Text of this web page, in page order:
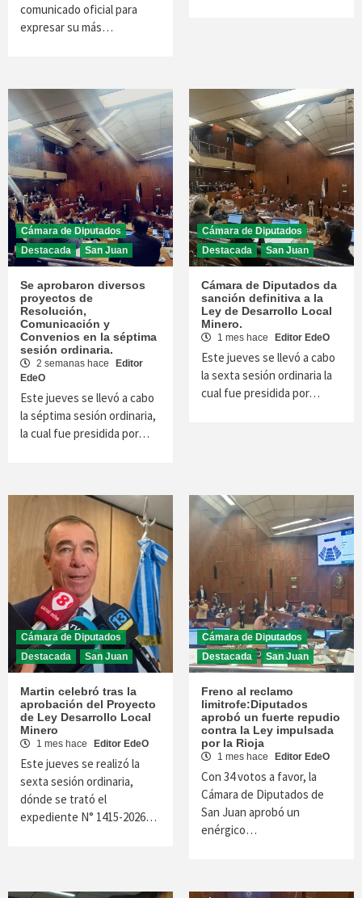
comunicado oficial para
expresar su más…
Cámara de Diputados
Destacada
San Juan
Se aprobaron diversos
proyectos de
Resolución,
Comunicación y
Convenios en la séptima
sesión ordinaria.
2 semanas hace
Editor
EdeO
Este jueves se llevó a cabo
la séptima sesión ordinaria,
la cual fue presidida por…
Cámara de Diputados
Destacada
San Juan
Cámara de Diputados da
sanción definitiva a la
Ley de Desarrollo Local
Minero.
1 mes hace Editor EdeO
Este jueves se llevó a cabo
la sexta sesión ordinaria la
cual fue presidida por…
Cámara de Diputados
Destacada
San Juan
Martin celebró tras la
aprobación del Proyecto
de Ley Desarrollo Local
Minero
1 mes hace Editor EdeO
Este jueves se realizó la
sexta sesión ordinaria,
dónde se trató el
expediente N° 1415-2026…
Cámara de Diputados
Destacada
San Juan
Freno al reclamo
limitrofe:Diputados
aprobó un fuerte repudio
contra la Ley impulsada
por la Rioja
1 mes hace Editor EdeO
Con 34 votos a favor, la
Cámara de Diputados de
San Juan aprobó un
enérgico…